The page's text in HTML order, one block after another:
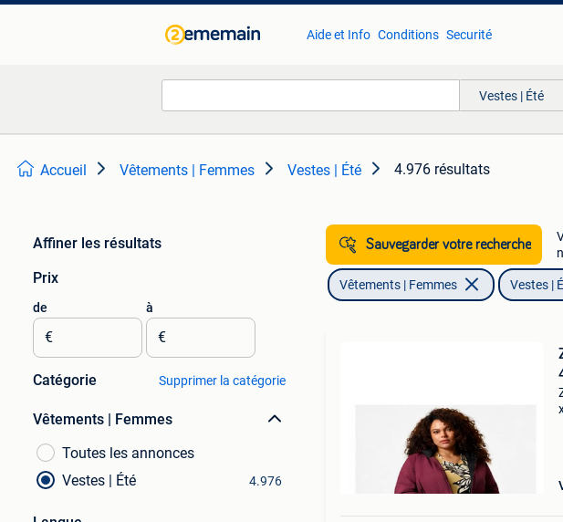
Aide et Info Conditions Securité
Vestes | Été
Accueil Vêtements | Femmes Vestes | Été 4.976 résultats
Affiner les résultats
Prix
de
€
à
€
Catégorie Supprimer la catégorie
Vêtements | Femmes
Toutes les annonces
Vestes | Été
4.976
Sauvegarder votre recherche
Vêtements | Femmes Vestes |